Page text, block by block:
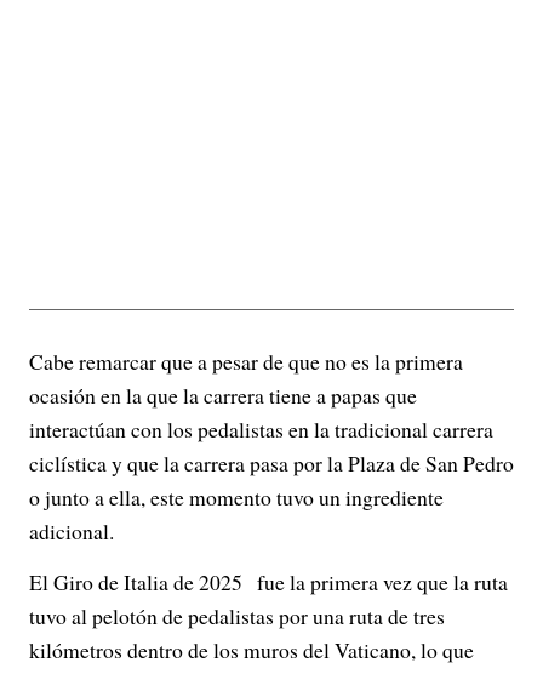
Cabe remarcar que a pesar de que no es la primera
ocasión en la que la carrera tiene a papas que
interactúan con los pedalistas en la tradicional carrera
ciclística y que la carrera pasa por la Plaza de San Pedro
o junto a ella, este momento tuvo un ingrediente
adicional.
El Giro de Italia de 2025 fue la primera vez que la ruta
tuvo al pelotón de pedalistas por una ruta de tres
kilómetros dentro de los muros del Vaticano, lo que